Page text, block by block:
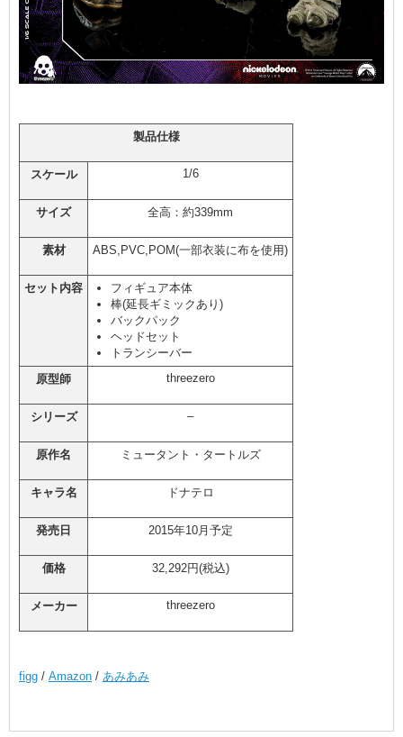
製品仕様
スケール 1/6
サイズ 全高：約339mm
素材 ABS,PVC,POM(一部衣装に布を使用)
セット内容
フィギュア本体
棒(延長ギミックあり)
バックパック
ヘッドセット
トランシーバー
原型師
threezero
シリーズ –
原作名 ミュータント・タートルズ
キャラ名 ドナテロ
発売日 2015年10月予定
価格 32,292円(税込)
メーカー threezero
figg / Amazon / あみあみ